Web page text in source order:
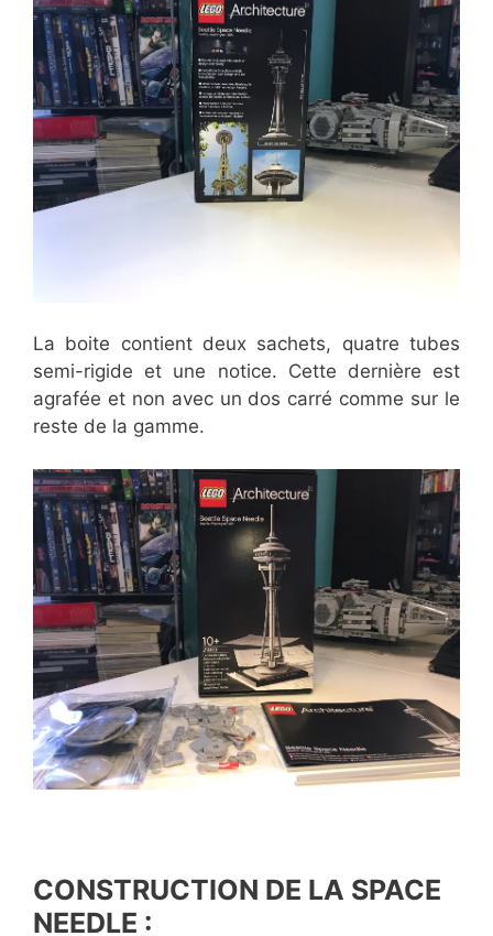
La boite contient deux sachets, quatre tubes
semi-rigide et une notice. Cette dernière est
agrafée et non avec un dos carré comme sur le
reste de la gamme.
CONSTRUCTION DE LA SPACE
NEEDLE :